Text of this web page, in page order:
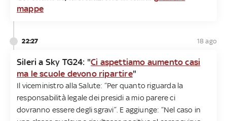
mappe
22:27 18 ago
Sileri a Sky TG24: "Ci aspettiamo aumento casi
ma le scuole devono ripartire"
Il viceministro alla Salute: “Per quanto riguarda la
responsabilità legale dei presidi a mio parere ci
dovranno essere degli sgravi”. E aggiunge: “Nel caso in